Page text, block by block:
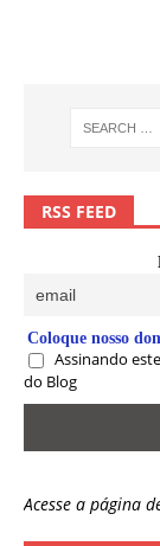
RSS FEED
Coloque nosso
Assinando
do Blog
Acesse a página